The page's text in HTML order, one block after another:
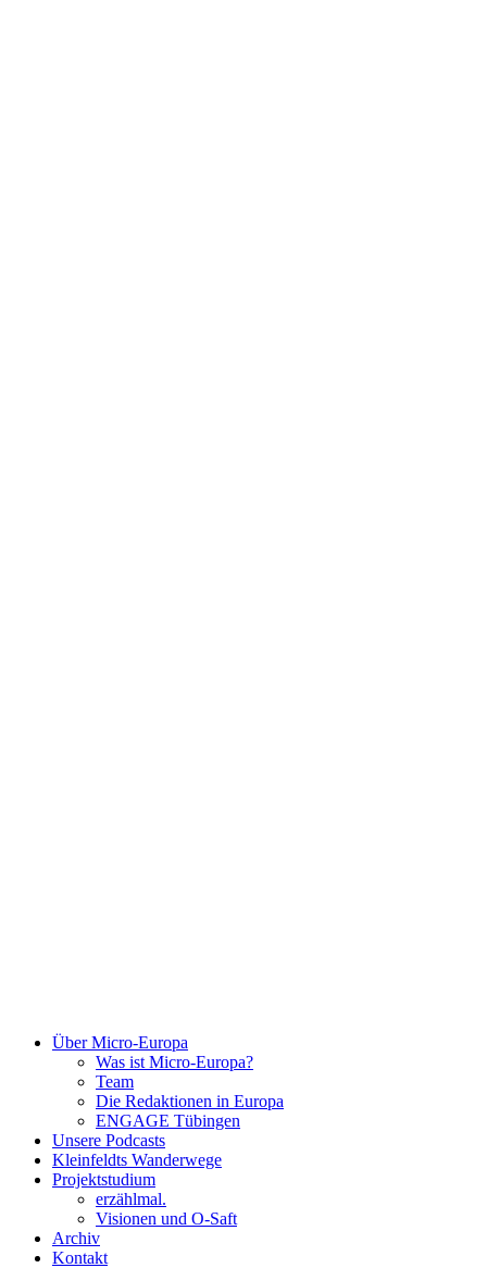
Über Micro-Europa
Was ist Micro-Europa?
Team
Die Redaktionen in Europa
ENGAGE Tübingen
Unsere Podcasts
Kleinfeldts Wanderwege
Projektstudium
erzählmal.
Visionen und O-Saft
Archiv
Kontakt